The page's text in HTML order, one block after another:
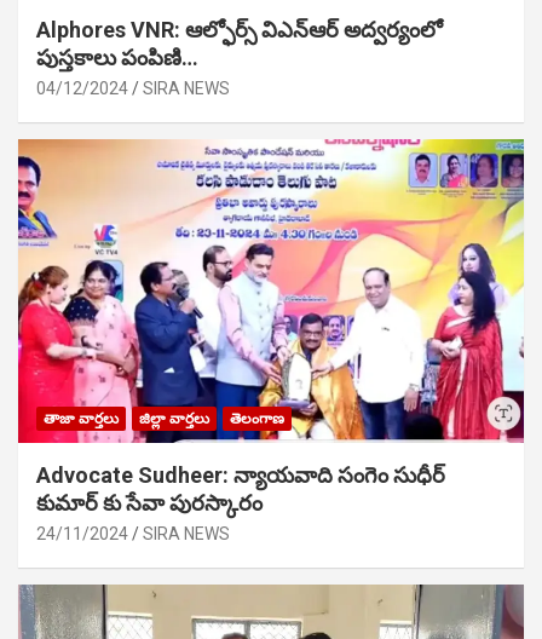
Alphores VNR: ఆల్ఫోర్స్ విఎన్ఆర్ అద్వర్యంలో
పుస్తకాలు పంపిణి…
04/12/2024 SIRA NEWS
తాజా వార్తలు జిల్లా వార్తలు తెలంగాణ
Advocate Sudheer: న్యాయవాది సంగెం సుధీర్
కుమార్ కు సేవా పురస్కారం
24/11/2024 SIRA NEWS